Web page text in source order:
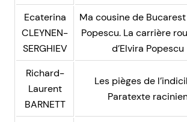
Ecaterina
CLEYNEN-
SERGHIEV
Ma cousine de Bucarest
Popescu. La carrière
d’Elvira Popescu
Richard-
Laurent
BARNETT
Les pièges de
Paratexte